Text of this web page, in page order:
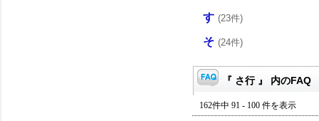
す (23件)
そ (24件)
『 さ行 』 内のFAQ
162件中 91 - 100 件を表示